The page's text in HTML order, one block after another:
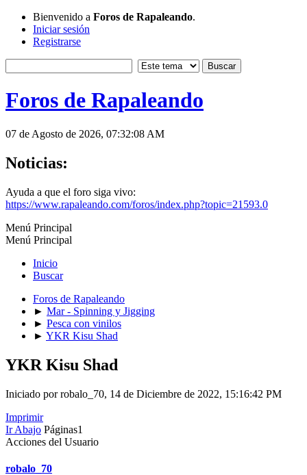
Bienvenido a Foros de Rapaleando.
Iniciar sesión
Registrarse
Foros de Rapaleando
07 de Agosto de 2026, 07:32:08 AM
Noticias:
Ayuda a que el foro siga vivo:
https://www.rapaleando.com/foros/index.php?topic=21593.0
Menú Principal
Menú Principal
Inicio
Buscar
Foros de Rapaleando
► Mar - Spinning y Jigging
► Pesca con vinilos
► YKR Kisu Shad
YKR Kisu Shad
Iniciado por robalo_70, 14 de Diciembre de 2022, 15:16:42 PM
Imprimir
Ir Abajo Páginas1
Acciones del Usuario
robalo_70